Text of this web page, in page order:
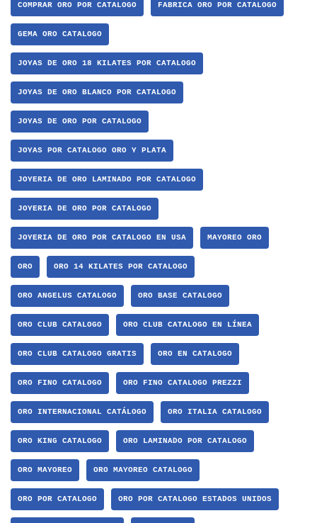
COMPRAR ORO POR CATALOGO FABRICA ORO POR CATALOGO
GEMA ORO CATALOGO
JOYAS DE ORO 18 KILATES POR CATALOGO
JOYAS DE ORO BLANCO POR CATALOGO
JOYAS DE ORO POR CATALOGO
JOYAS POR CATALOGO ORO Y PLATA
JOYERIA DE ORO LAMINADO POR CATALOGO
JOYERIA DE ORO POR CATALOGO
JOYERIA DE ORO POR CATALOGO EN USA MAYOREO ORO
ORO ORO 14 KILATES POR CATALOGO
ORO ANGELUS CATALOGO ORO BASE CATALOGO
ORO CLUB CATALOGO ORO CLUB CATALOGO EN LÍNEA
ORO CLUB CATALOGO GRATIS ORO EN CATALOGO
ORO FINO CATALOGO ORO FINO CATALOGO PREZZI
ORO INTERNACIONAL CATÁLOGO ORO ITALIA CATALOGO
ORO KING CATALOGO ORO LAMINADO POR CATALOGO
ORO MAYOREO ORO MAYOREO CATALOGO
ORO POR CATALOGO ORO POR CATALOGO ESTADOS UNIDOS